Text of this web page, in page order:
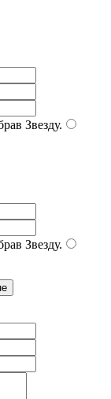
Звезду.
Звезду.